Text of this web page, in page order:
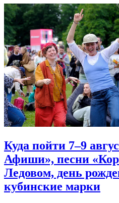
Куда пойти 7–9
Афиши», песни
Ледовом, день
кубинские марки